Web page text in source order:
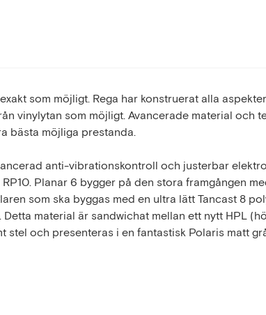
som möjligt. Rega har konstruerat alla
vinylytan som möjligt. Avancerade material och
bästa möjliga prestanda.
anti-vibrationskontroll och justerbar
Planar 6 bygger på den stora framgången
som ska byggas med en ultra lätt Tancast 8
material är sandwichat mellan ett nytt HPL
och presenteras i en fantastisk Polaris matt